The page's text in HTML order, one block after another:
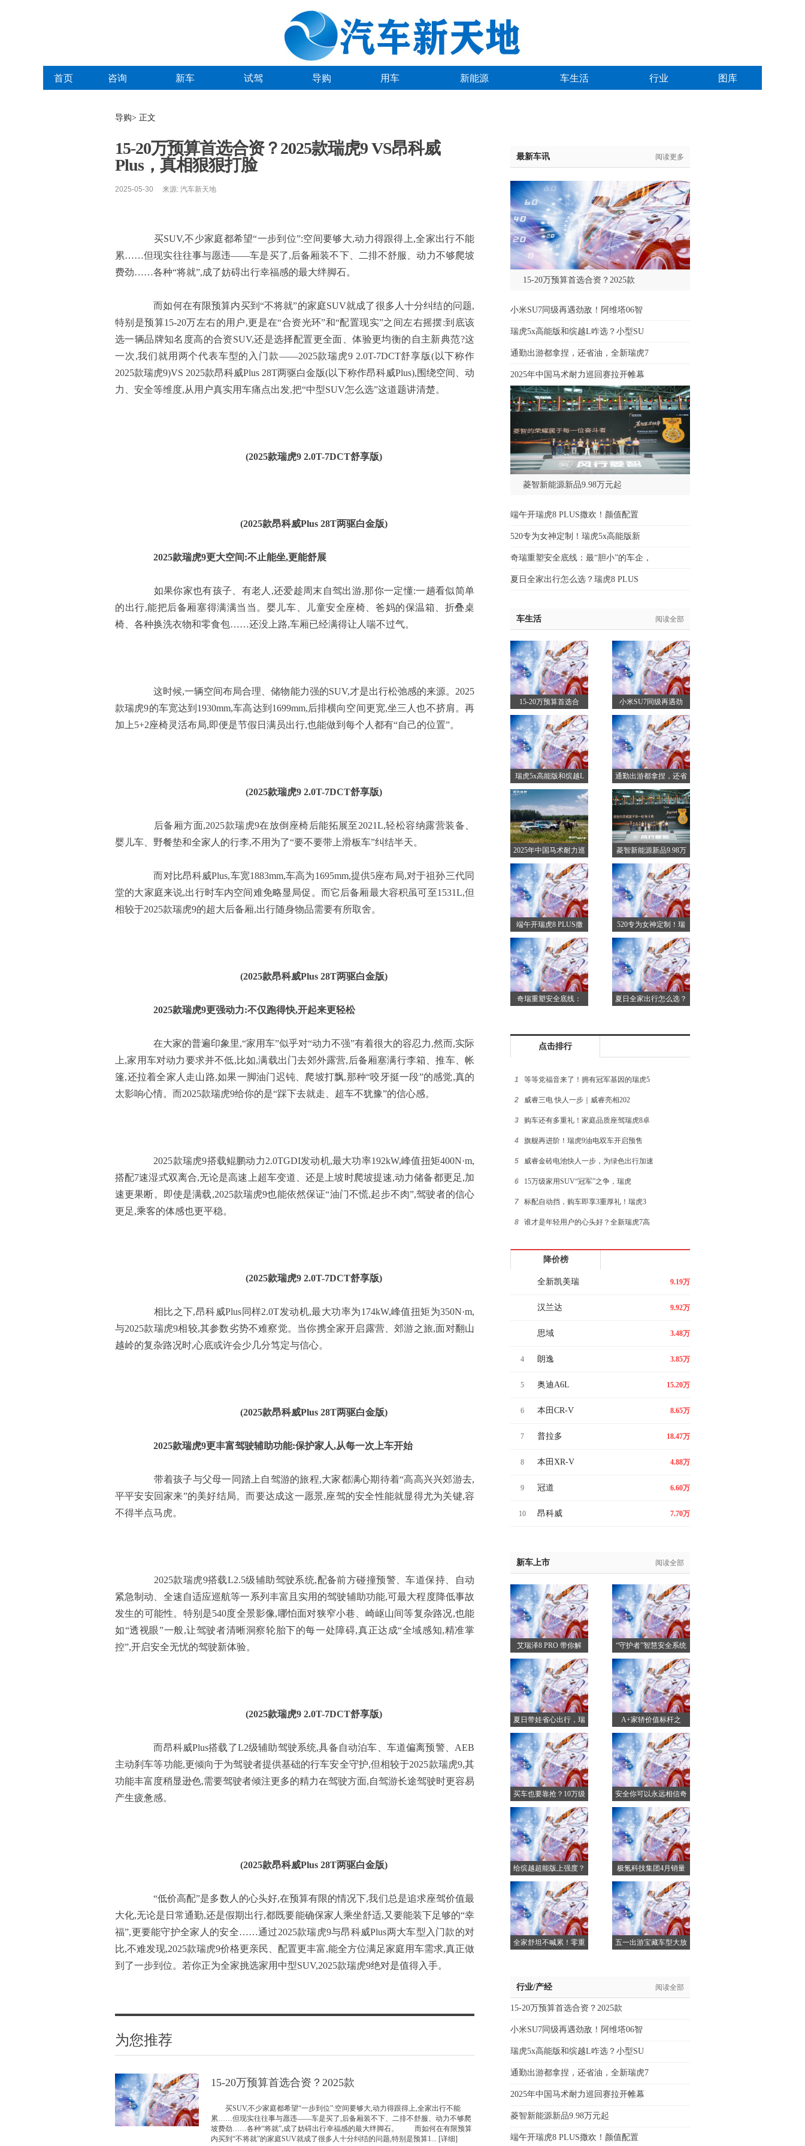
首页 咨询 新车 试驾 导购 用车 新能源 车生活 行业 图库
导购> 正文
15-20万预算首选合资？2025款瑞虎9 VS昂科威
Plus，真相狠狠打脸
2025-05-30 来源: 汽车新天地
买SUV,不少家庭都希望“一步到位”:空间要够大,动力得跟得上,全家出行不能
累……但现实往往事与愿违——车是买了,后备厢装不下、二排不舒服、动力不够爬坡
费劲……各种“将就”,成了妨碍出行幸福感的最大绊脚石。
而如何在有限预算内买到“不将就”的家庭SUV就成了很多人十分纠结的问题,
特别是预算15-20万左右的用户,更是在“合资光环”和“配置现实”之间左右摇摆:到底该
选一辆品牌知名度高的合资SUV,还是选择配置更全面、体验更均衡的自主新典范?这
一次,我们就用两个代表车型的入门款——2025款瑞虎9 2.0T-7DCT舒享版(以下称作
2025款瑞虎9)VS 2025款昂科威Plus 28T两驱白金版(以下称作昂科威Plus),围绕空间、动
力、安全等维度,从用户真实用车痛点出发,把“中型SUV怎么选”这道题讲清楚。
(2025款瑞虎9 2.0T-7DCT舒享版)
(2025款昂科威Plus 28T两驱白金版)
2025款瑞虎9更大空间:不止能坐,更能舒展
如果你家也有孩子、有老人,还爱趁周末自驾出游,那你一定懂:一趟看似简单
的出行,能把后备厢塞得满满当当。婴儿车、儿童安全座椅、爸妈的保温箱、折叠桌
椅、各种换洗衣物和零食包……还没上路,车厢已经满得让人喘不过气。
这时候,一辆空间布局合理、储物能力强的SUV,才是出行松弛感的来源。2025
款瑞虎9的车宽达到1930mm,车高达到1699mm,后排横向空间更宽,坐三人也不挤肩。再
加上5+2座椅灵活布局,即便是节假日满员出行,也能做到每个人都有“自己的位置”。
(2025款瑞虎9 2.0T-7DCT舒享版)
后备厢方面,2025款瑞虎9在放倒座椅后能拓展至2021L,轻松容纳露营装备、
婴儿车、野餐垫和全家人的行李,不用为了“要不要带上滑板车”纠结半天。
而对比昂科威Plus,车宽1883mm,车高为1695mm,提供5座布局,对于祖孙三代同
堂的大家庭来说,出行时车内空间难免略显局促。而它后备厢最大容积虽可至1531L,但
相较于2025款瑞虎9的超大后备厢,出行随身物品需要有所取舍。
(2025款昂科威Plus 28T两驱白金版)
2025款瑞虎9更强动力:不仅跑得快,开起来更轻松
在大家的普遍印象里,“家用车”似乎对“动力不强”有着很大的容忍力,然而,实际
上,家用车对动力要求并不低,比如,满载出门去郊外露营,后备厢塞满行李箱、推车、帐
篷,还拉着全家人走山路,如果一脚油门迟钝、爬坡打飘,那种“咬牙挺一段”的感觉,真的
太影响心情。而2025款瑞虎9给你的是“踩下去就走、超车不犹豫”的信心感。
2025款瑞虎9搭载鲲鹏动力2.0TGDI发动机,最大功率192kW,峰值扭矩400N·m,
搭配7速湿式双离合,无论是高速上超车变道、还是上坡时爬坡提速,动力储备都更足,加
速更果断。即使是满载,2025款瑞虎9也能依然保证“油门不慌,起步不肉”,驾驶者的信心
更足,乘客的体感也更平稳。
(2025款瑞虎9 2.0T-7DCT舒享版)
相比之下,昂科威Plus同样2.0T发动机,最大功率为174kW,峰值扭矩为350N·m,
与2025款瑞虎9相较,其参数劣势不难察觉。当你携全家开启露营、郊游之旅,面对翻山
越岭的复杂路况时,心底或许会少几分笃定与信心。
(2025款昂科威Plus 28T两驱白金版)
2025款瑞虎9更丰富驾驶辅助功能:保护家人,从每一次上车开始
带着孩子与父母一同踏上自驾游的旅程,大家都满心期待着“高高兴兴郊游去,
平平安安回家来”的美好结局。而要达成这一愿景,座驾的安全性能就显得尤为关键,容
不得半点马虎。
2025款瑞虎9搭载L2.5级辅助驾驶系统,配备前方碰撞预警、车道保持、自动
紧急制动、全速自适应巡航等一系列丰富且实用的驾驶辅助功能,可最大程度降低事故
发生的可能性。特别是540度全景影像,哪怕面对狭窄小巷、崎岖山间等复杂路况,也能
如“透视眼”一般,让驾驶者清晰洞察轮胎下的每一处障碍,真正达成“全域感知,精准掌
控”,开启安全无忧的驾驶新体验。
(2025款瑞虎9 2.0T-7DCT舒享版)
而昂科威Plus搭载了L2级辅助驾驶系统,具备自动泊车、车道偏离预警、AEB
主动刹车等功能,更倾向于为驾驶者提供基础的行车安全守护,但相较于2025款瑞虎9,其
功能丰富度稍显逊色,需要驾驶者倾注更多的精力在驾驶方面,自驾游长途驾驶时更容易
产生疲惫感。
(2025款昂科威Plus 28T两驱白金版)
“低价高配”是多数人的心头好,在预算有限的情况下,我们总是追求座驾价值最
大化,无论是日常通勤,还是假期出行,都既要能确保家人乘坐舒适,又要能装下足够的“幸
福”,更要能守护全家人的安全……通过2025款瑞虎9与昂科威Plus两大车型入门款的对
比,不难发现,2025款瑞虎9价格更亲民、配置更丰富,能全方位满足家庭用车需求,真正做
到了一步到位。若你正为全家挑选家用中型SUV,2025款瑞虎9绝对是值得入手。
为您推荐
15-20万预算首选合资？2025款
买SUV,不少家庭都希望“一步到位”:空间要够大,动力得跟得上,全家出行不能
累……但现实往往事与愿违——车是买了,后备厢装不下、二排不舒服、动力不够爬
坡费劲……各种“将就”,成了妨碍出行幸福感的最大绊脚石。 而如何在有限预算
内买到“不将就”的家庭SUV就成了很多人十分纠结的问题,特别是预算1... [详细]
最新车讯 阅读更多
15-20万预算首选合资？2025款
小米SU7同级再遇劲敌！阿维塔06智
瑞虎5x高能版和缤越L咋选？小型SU
通勤出游都拿捏，还省油，全新瑞虎7
2025年中国马术耐力巡回赛拉开帷幕
菱智新能源新品9.98万元起
端午开瑞虎8 PLUS撒欢！颜值配置
520专为女神定制！瑞虎5x高能版新
奇瑞重塑安全底线：最“胆小”的车企，
夏日全家出行怎么选？瑞虎8 PLUS
车生活 阅读全部
15-20万预算首选合
资？2025款瑞虎9 VS
昂科威Plus，真相狠狠
打脸
小米SU7同级再遇劲
敌！阿维塔06智美双杀
突围纯电市场
瑞虎5x高能版和缤越L
咋选？小型SUV选购
指南带你火速上车
通勤出游都拿捏，还省
油，全新瑞虎7 C-DM
成年轻家庭新宠
2025年中国马术耐力巡
回赛拉开帷幕，携
BJ40增程与BJ30领航
赛事
菱智新能源新品9.98万
元起
端午开瑞虎8 PLUS撒
欢！颜值配置动力拉
满，还有大波福利等你
薅
520专为女神定制！瑞
虎5x高能版新车色，你
pick谁？速来投票！
奇瑞重塑安全底线：
夏日全家出行怎么选？
点击排行
1 等等党福音来了！拥有冠军基因的瑞虎5
2 威睿三电 快人一步｜威睿亮相202
3 购车还有多重礼！家庭品质座驾瑞虎8卓
4 旗舰再进阶！瑞虎9油电双车开启预售
5 威睿金砖电池快人一步，为绿色出行加速
6 15万级家用SUV“冠军”之争，瑞虎
7 标配自动挡，购车即享3重厚礼！瑞虎3
8 谁才是年轻用户的心头好？全新瑞虎7高
15-20万级SUV，瑞虎9 C-D
降价榜
全新凯美瑞 9.19万
汉兰达 9.92万
思域 3.48万
4 朗逸 3.85万
5 奥迪A6L 15.20万
6 本田CR-V 8.65万
7 普拉多 18.47万
8 本田XR-V 4.88万
9 冠道 6.60万
10 昂科威 7.70万
新车上市 阅读全部
艾瑞泽8 PRO 带你解
“守护者”智慧安全系统
发
夏日带娃省心出行，瑞
虎9
A+家轿价值标杆之
争！艾
买车也要靠抢？10万级
燃
安全你可以永远相信奇
瑞！
给缤越超能版上强度？
瑞虎
极氪科技集团4月销量
41
全家舒坦不喊累！零重
五一出游宝藏车型大放
行业/产经 阅读全部
15-20万预算首选合资？2025款
小米SU7同级再遇劲敌！阿维塔06智
瑞虎5x高能版和缤越L咋选？小型SU
通勤出游都拿捏，还省油，全新瑞虎7
2025年中国马术耐力巡回赛拉开帷幕
菱智新能源新品9.98万元起
端午开瑞虎8 PLUS撒欢！颜值配置